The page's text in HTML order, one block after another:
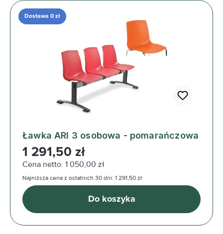
Ławka ARI 3 osobowa - pomarańczowa
Dostawa 0 zł
Cena regularna:
1 291,50 zł
Cena netto: 1 050,00 zł
Najniższa cena z ostatnich 30 dni: 1 291,50 zł
Do koszyka